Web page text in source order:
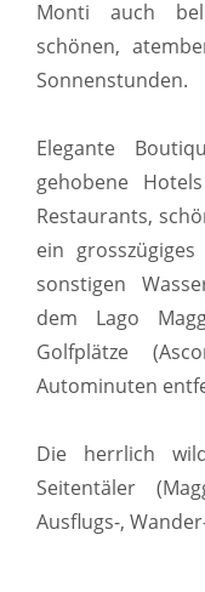
Monti auch
schönen,
Sonnenstunden.
Elegante
gehobene
Restaurants,
ein
sonstigen
dem Lago
Golfplätze
Autominuten
Die herrlich
Seitentäler
Ausflugs-,